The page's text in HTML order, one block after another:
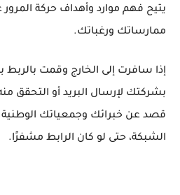
يتيح فهم موارد وأهداف حركة المرور
ممارساتك ورغباتك.
إذا سافرت إلى الخارج وقمت بالربط
بشركتك لإرسال البريد أو التحقق
قصد عن خبرائك وجمعياتك
الشبكة، حتى لو كان الرابط مشفرًا.